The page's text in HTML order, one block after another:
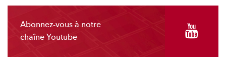
Abonnez-vous à notre
chaîne Youtube